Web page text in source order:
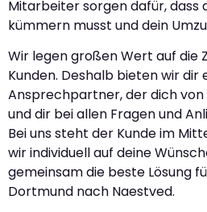
Mitarbeiter sorgen dafür, dass
kümmern musst und dein
Wir legen großen Wert auf die
Kunden. Deshalb bieten wir dir
Ansprechpartner, der dich
und dir bei allen Fragen und
Bei uns steht der Kunde im
wir individuell auf deine
gemeinsam die beste Lösung
Dortmund nach Naestved.